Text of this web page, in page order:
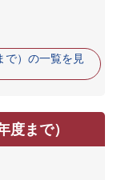
で）の一覧を見
まで）